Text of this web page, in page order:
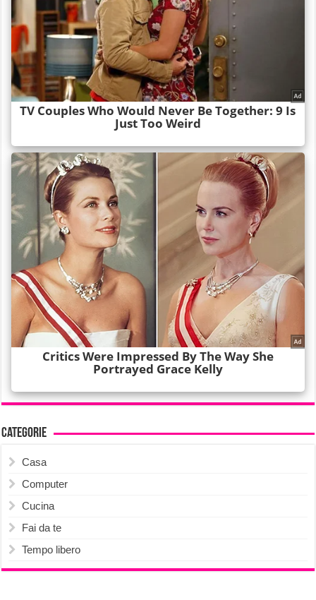
Categorie
Casa
Computer
Cucina
Fai da te
Tempo libero